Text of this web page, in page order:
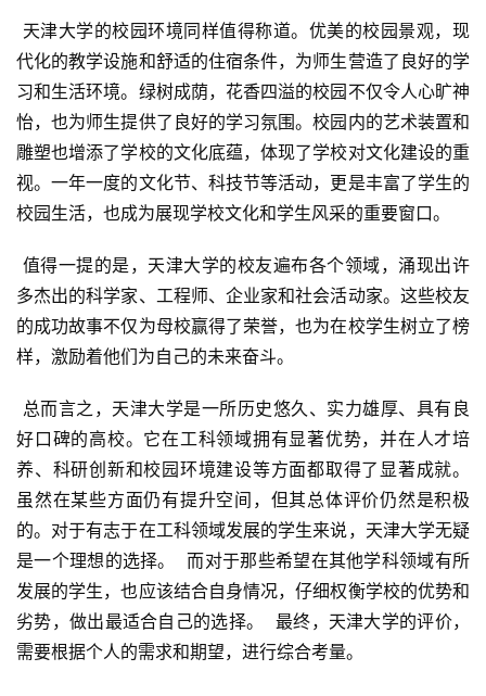
代化的教学设施和舒适的住宿条件，为师生营造了良好的学
习和生活环境。绿树成荫，花香四溢的校园不仅令人心旷神
怡，也为师生提供了良好的学习氛围。校园内的艺术装置和
雕塑也增添了学校的文化底蕴，体现了学校对文化建设的重
视。一年一度的文化节、科技节等活动，更是丰富了学生的
校园生活，也成为展现学校文化和学生风采的重要窗口。
多杰出的科学家、工程师、企业家和社会活动家。这些校友
的成功故事不仅为母校赢得了荣誉，也为在校学生树立了榜
样，激励着他们为自己的未来奋斗。
好口碑的高校。它在工科领域拥有显著优势，并在人才培
养、科研创新和校园环境建设等方面都取得了显著成就。
虽然在某些方面仍有提升空间，但其总体评价仍然是积极
的。对于有志于在工科领域发展的学生来说，天津大学无疑
是一个理想的选择。  而对于那些希望在其他学科领域有所
发展的学生，也应该结合自身情况，仔细权衡学校的优势和
劣势，做出最适合自己的选择。  最终，天津大学的评价，
需要根据个人的需求和期望，进行综合考量。